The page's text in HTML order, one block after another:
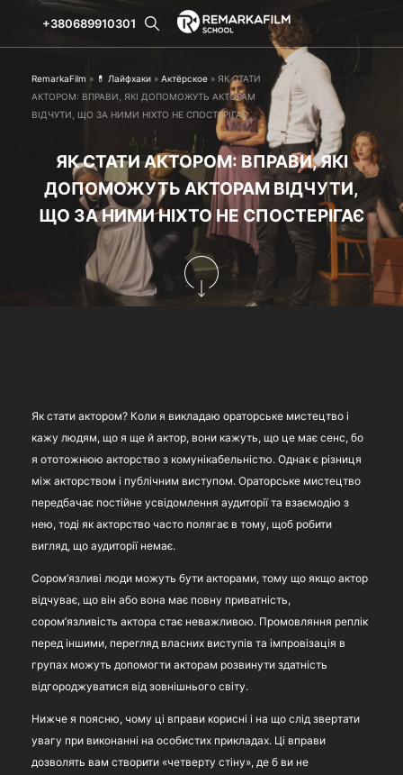
+380689910301
RemarkaFilm » 💊 Лайфхаки » Актёрское » ЯК СТАТИ
АКТОРОМ: ВПРАВИ, ЯКІ ДОПОМОЖУТЬ АКТОРАМ
ВІДЧУТИ, ЩО ЗА НИМИ НІХТО НЕ СПОСТЕРІГАЄ
ЯК СТАТИ АКТОРОМ: ВПРАВИ, ЯКІ
ДОПОМОЖУТЬ АКТОРАМ ВІДЧУТИ,
ЩО ЗА НИМИ НІХТО НЕ СПОСТЕРІГАЄ
Як стати актором? Коли я викладаю ораторське мистецтво і
кажу людям, що я ще й актор, вони кажуть, що це має сенс, бо
я ототожнюю акторство з комунікабельністю. Однак є різниця
між акторством і публічним виступом. Ораторське мистецтво
передбачає постійне усвідомлення аудиторії та взаємодію з
нею, тоді як акторство часто полягає в тому, щоб робити
вигляд, що аудиторії немає.
Сором’язливі люди можуть бути акторами, тому що якщо актор
відчуває, що він або вона має повну приватність,
сором’язливість актора стає неважливою. Промовляння реплік
перед іншими, перегляд власних виступів та імпровізація в
групах можуть допомогти акторам розвинути здатність
відгороджуватися від зовнішнього світу.
Нижче я поясню, чому ці вправи корисні і на що слід звертати
увагу при виконанні на особистих прикладах. Ці вправи
дозволять вам створити «четверту стіну», де б ви не